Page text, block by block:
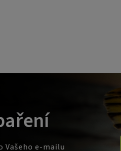
Vašeho e-mailu